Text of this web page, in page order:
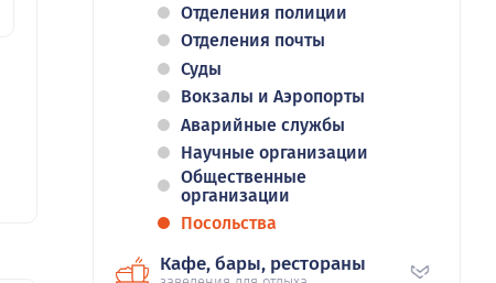
Отделения полиции
Отделения почты
Суды
Вокзалы и Аэропорты
Аварийные службы
Научные организации
Общественные
организации
Посольства
Кафе, бары, рестораны